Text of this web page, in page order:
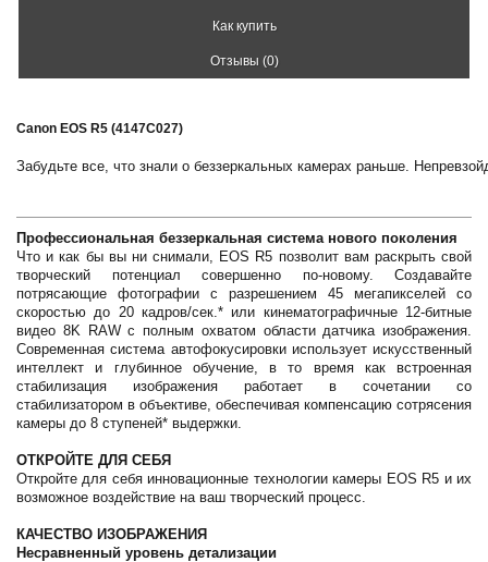
Как купить
Отзывы (0)
Canon EOS R5 (4147C027)
Забудьте все, что знали о беззеркальных камерах раньше.
Профессиональная беззеркальная система нового поколения
Что и как бы вы ни снимали, EOS R5 позволит вам раскрыть свой
творческий потенциал совершенно по-новому. Создавайте
потрясающие фотографии с разрешением 45 мегапикселей со
скоростью до 20 кадров/сек.* или кинематографичные 12-битные
видео 8K RAW с полным охватом области датчика изображения.
Современная система автофокусировки использует искусственный
интеллект и глубинное обучение, в то время как встроенная
стабилизация изображения работает в сочетании со
стабилизатором в объективе, обеспечивая компенсацию сотрясения
камеры до 8 ступеней* выдержки.
ОТКРОЙТЕ ДЛЯ СЕБЯ
Откройте для себя инновационные технологии камеры EOS R5 и их
возможное воздействие на ваш творческий процесс.
КАЧЕСТВО ИЗОБРАЖЕНИЯ
Несравненный уровень детализации